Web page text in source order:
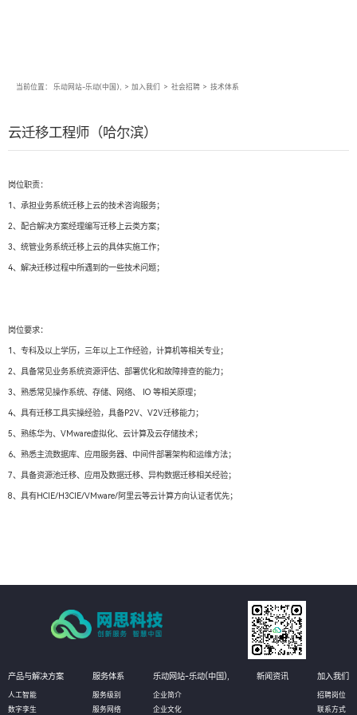
当前位置： 乐动网站-乐动(中国), > 加入我们 > 社会招聘 > 技术体系
云迁移工程师（哈尔滨）
岗位职责：
1、承担业务系统迁移上云的技术咨询服务；
2、配合解决方案经理编写迁移上云类方案；
3、统管业务系统迁移上云的具体实施工作；
4、解决迁移过程中所遇到的一些技术问题；
岗位要求：
1、专科及以上学历，三年以上工作经验，计算机等相关专业；
2、具备常见业务系统资源评估、部署优化和故障排查的能力；
3、熟悉常见操作系统、存储、网络、 IO 等相关原理；
4、具有迁移工具实操经验，具备P2V、V2V迁移能力；
5、熟练华为、VMware虚拟化、云计算及云存储技术；
6、熟悉主流数据库、应用服务器、中间件部署架构和运维方法；
7、具备资源池迁移、应用及数据迁移、异构数据迁移相关经验；
8、具有HCIE/H3CIE/VMware/阿里云等云计算方向认证者优先；
产品与解决方案
人工智能
数字孪生
服务体系
服务级别
服务网络
乐动网站-乐动(中国),
企业简介
企业文化
新闻资讯 加入我们
招聘岗位
联系方式